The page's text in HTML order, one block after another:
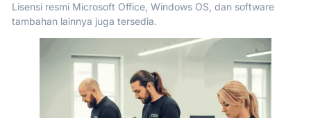
Lisensi resmi Microsoft Office, Windows OS, dan software
tambahan lainnya juga tersedia.